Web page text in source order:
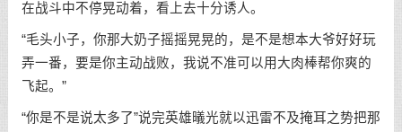
在战斗中不停晃动着，看上去十分诱人。
“毛头小子，你那大奶子摇摇晃晃的，是不是想本大爷好好玩
弄一番，要是你主动战败，我说不准可以用大肉棒帮你爽的
飞起。”
“你是不是说太多了”说完英雄㬢光就以迅雷不及掩耳之势把那